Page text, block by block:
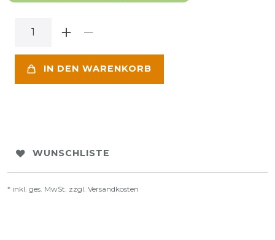
IN DEN WARENKORB
WUNSCHLISTE
* inkl. ges. MwSt. zzgl. Versandkosten